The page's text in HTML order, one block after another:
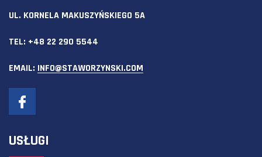
UL. KORNELA MAKUSZYŃSKIEGO 5A
TEL: +48 22 290 5544
EMAIL: INFO@STAWORZYNSKI.COM
USŁUGI